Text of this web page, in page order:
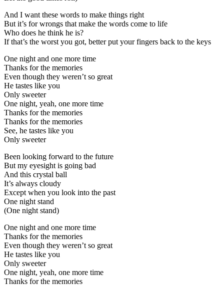
And I want these words to make things right
But it’s for wrongs that make the words come to life
Who does he think he is?
If that’s the worst you got, better put your fingers back to the keys
One night and one more time
Thanks for the memories
Even though they weren’t so great
He tastes like you
Only sweeter
One night, yeah, one more time
Thanks for the memories
Thanks for the memories
See, he tastes like you
Only sweeter
Been looking forward to the future
But my eyesight is going bad
And this crystal ball
It’s always cloudy
Except when you look into the past
One night stand
(One night stand)
One night and one more time
Thanks for the memories
Even though they weren’t so great
He tastes like you
Only sweeter
One night, yeah, one more time
Thanks for the memories